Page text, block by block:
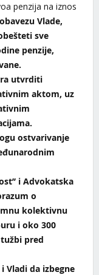
penzija na iznos
Vlade,
sve
penzije,
utvrditi
aktom, uz
ostvarivanje
i Advokatska
o
kolektivnu
i oko 300
pred
Vladi da izbegne